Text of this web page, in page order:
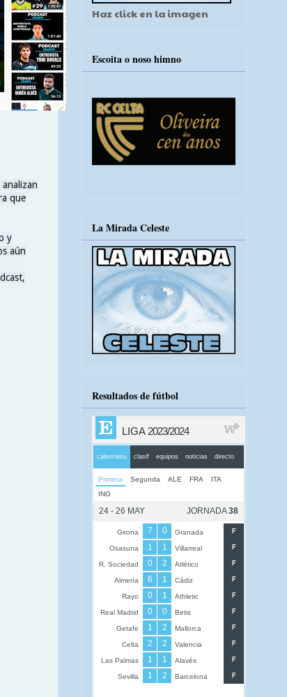
que
y
aún
Haz click en la imagen
Escoita o noso himno
La Mirada Celeste
Resultados de fútbol